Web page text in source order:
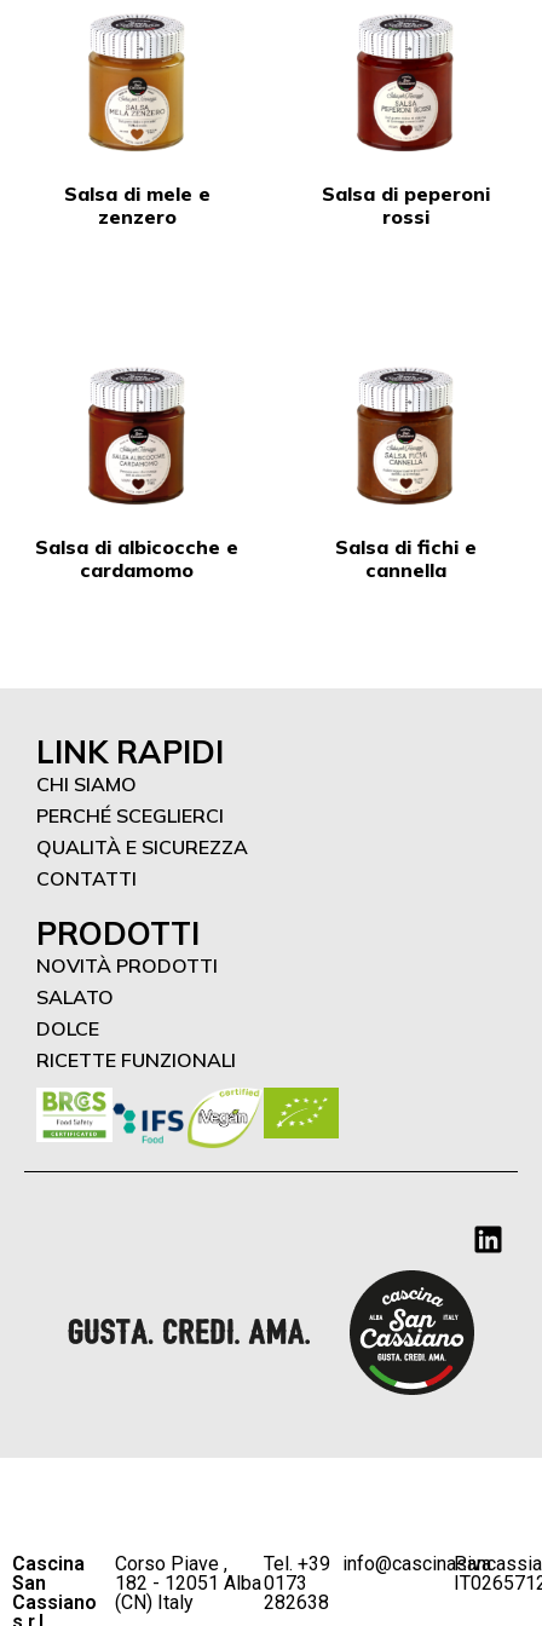
Salsa di mele e
zenzero
Salsa di peperoni
rossi
Salsa di albicocche e
cardamomo
Salsa di fichi e
cannella
LINK RAPIDI
CHI SIAMO
PERCHÉ SCEGLIERCI
QUALITÀ E SICUREZZA
CONTATTI
PRODOTTI
NOVITÀ PRODOTTI
SALATO
DOLCE
RICETTE FUNZIONALI
Cascina
San
Cassiano
Corso Piave ,
182 - 12051 Alba
(CN) Italy
Tel. +39
0173
282638
P.iva